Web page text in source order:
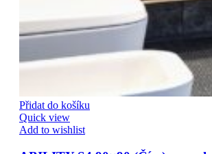
Přidat do košíku
Quick view
Add to wishlist